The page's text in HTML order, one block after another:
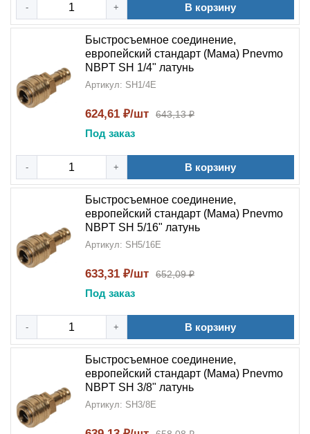
- + В корзину
Быстросъемное соединение,
европейский стандарт (Мама) Pnevmo
NBPT SH 1/4" латунь
Артикул: SH1/4E
624,61 ₽/шт 643,13 ₽
Под заказ
- + В корзину
Быстросъемное соединение,
европейский стандарт (Мама) Pnevmo
NBPT SH 5/16" латунь
Артикул: SH5/16E
633,31 ₽/шт 652,09 ₽
Под заказ
- + В корзину
Быстросъемное соединение,
европейский стандарт (Мама) Pnevmo
NBPT SH 3/8" латунь
Артикул: SH3/8E